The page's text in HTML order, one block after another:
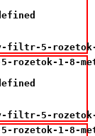
filtr-5-
1-8-
filtr-5-
1-8-